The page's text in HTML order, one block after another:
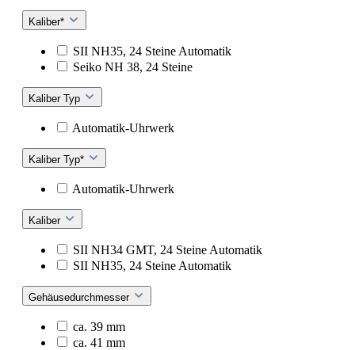
Kaliber*
SII NH35, 24 Steine Automatik
Seiko NH 38, 24 Steine
Kaliber Typ
Automatik-Uhrwerk
Kaliber Typ*
Automatik-Uhrwerk
Kaliber
SII NH34 GMT, 24 Steine Automatik
SII NH35, 24 Steine Automatik
Gehäusedurchmesser
ca. 39 mm
ca. 41 mm